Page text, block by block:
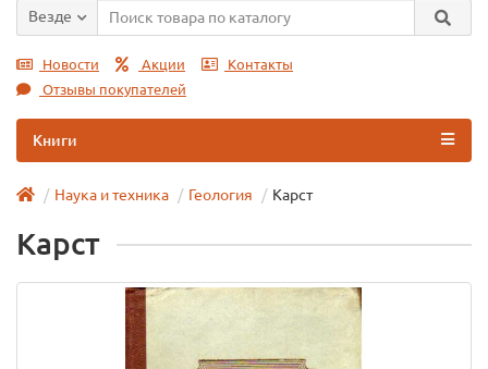
Везде
Новости Акции
Контакты
Отзывы покупателей
Книги
Наука и техника Геология Карст
Карст